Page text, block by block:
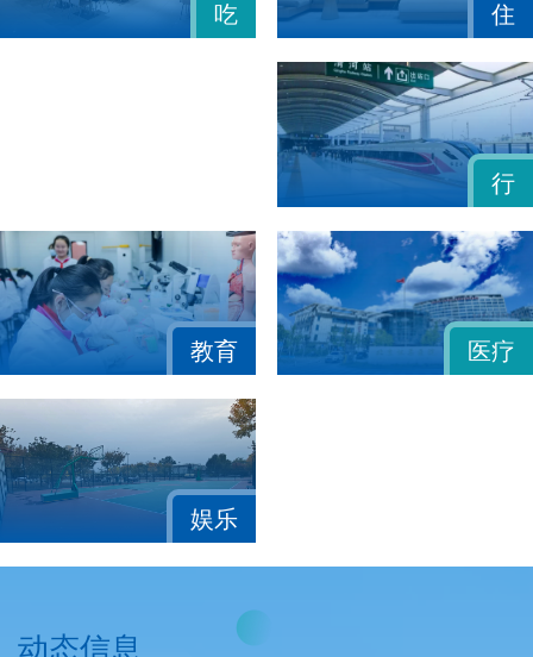
吃 住
行
教育 医疗
娱乐
动态信息